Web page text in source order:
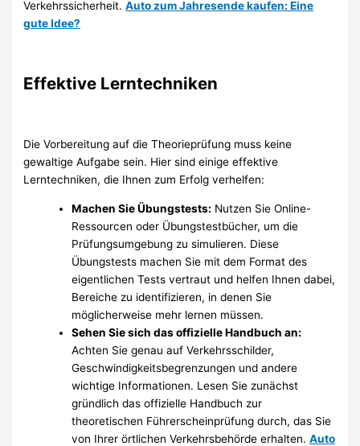
Verkehrssicherheit.Auto zum Jahresende kaufen: Eine
gute Idee?
Effektive Lerntechniken
Die Vorbereitung auf die Theorieprüfung muss keine
gewaltige Aufgabe sein. Hier sind einige effektive
Lerntechniken, die Ihnen zum Erfolg verhelfen:
Machen Sie Übungstests: Nutzen Sie Online-
Ressourcen oder Übungstestbücher, um die
Prüfungsumgebung zu simulieren. Diese
Übungstests machen Sie mit dem Format des
eigentlichen Tests vertraut und helfen Ihnen dabei,
Bereiche zu identifizieren, in denen Sie
möglicherweise mehr lernen müssen.
Sehen Sie sich das offizielle Handbuch an:
Achten Sie genau auf Verkehrsschilder,
Geschwindigkeitsbegrenzungen und andere
wichtige Informationen. Lesen Sie zunächst
gründlich das offizielle Handbuch zur
theoretischen Führerscheinprüfung durch, das Sie
von Ihrer örtlichen Verkehrsbehörde erhalten.Auto